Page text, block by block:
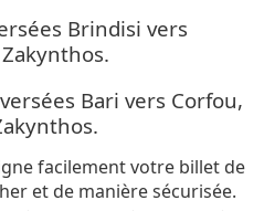
Brindisi vers
Bari vers Corfou,
facilement votre billet de
et de manière sécurisée.